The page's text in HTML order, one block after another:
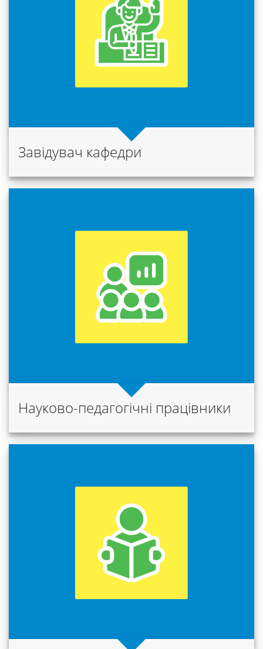
Університет
ректора
Освітня
Абітурієнтам
Міжнародна
діяльність
Foreign
Students
Студенту
сервіси
Науковий
Завідувач кафедри
Науково-педагогічні працівники